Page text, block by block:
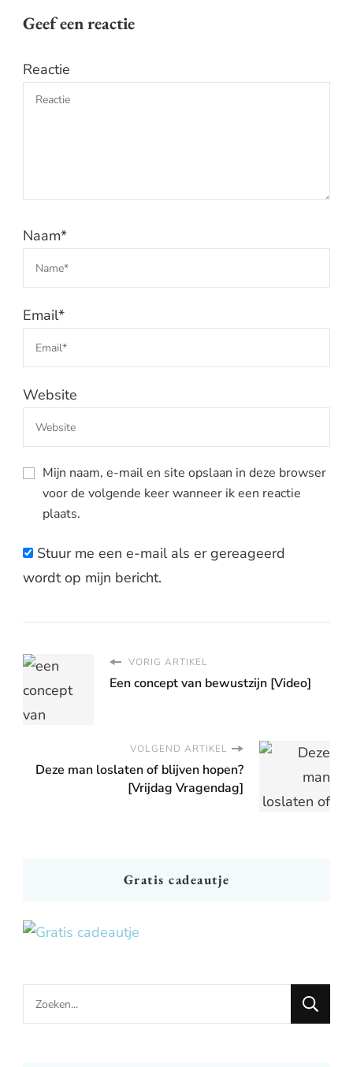
Geef een reactie
Reactie
Naam*
Email*
Website
Mijn naam, e-mail en site opslaan in deze browser
voor de volgende keer wanneer ik een reactie
plaats.
Stuur me een e-mail als er gereageerd
wordt op mijn bericht.
VORIG ARTIKEL
Een concept van bewustzijn [Video]
VOLGEND ARTIKEL
Deze man loslaten of blijven hopen?
[Vrijdag Vragendag]
Gratis cadeautje
Looking
for